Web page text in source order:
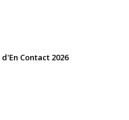
Contact 2026